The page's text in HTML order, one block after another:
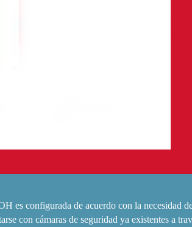
es configurada de acuerdo con la necesidad
con cámaras de seguridad ya existentes a